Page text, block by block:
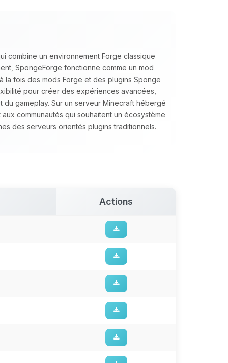
combine un environnement Forge classique
SpongeForge fonctionne comme un mod
la fois des mods Forge et des plugins Sponge
pour créer des expériences avancées,
gameplay. Sur un serveur Minecraft hébergé
communautés qui souhaitent un écosystème
des serveurs orientés plugins traditionnels.
Actions